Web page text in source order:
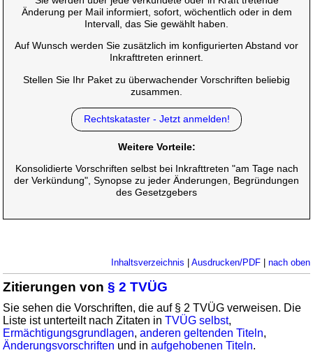
Änderung per Mail informiert, sofort, wöchentlich oder in dem
Intervall, das Sie gewählt haben.
Auf Wunsch werden Sie zusätzlich im konfigurierten Abstand vor
Inkrafttreten erinnert.
Stellen Sie Ihr Paket zu überwachender Vorschriften beliebig
zusammen.
Rechtskataster - Jetzt anmelden!
Weitere Vorteile:
Konsolidierte Vorschriften selbst bei Inkrafttreten "am Tage nach
der Verkündung", Synopse zu jeder Änderungen, Begründungen
des Gesetzgebers
Inhaltsverzeichnis Ausdrucken/PDF| nach oben
Zitierungen von§ 2 TVÜG
Sie sehen die Vorschriften, die auf § 2 TVÜG verweisen. Die
Liste ist unterteilt nach Zitaten inTVÜG selbst,
Ermächtigungsgrundlagen,anderen geltenden Titeln,
Änderungsvorschriften und inaufgehobenen Titeln.